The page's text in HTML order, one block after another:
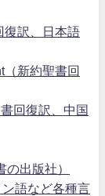
復訳、日本語
新約聖書回
回復訳、中国
出版社）
語など各種言